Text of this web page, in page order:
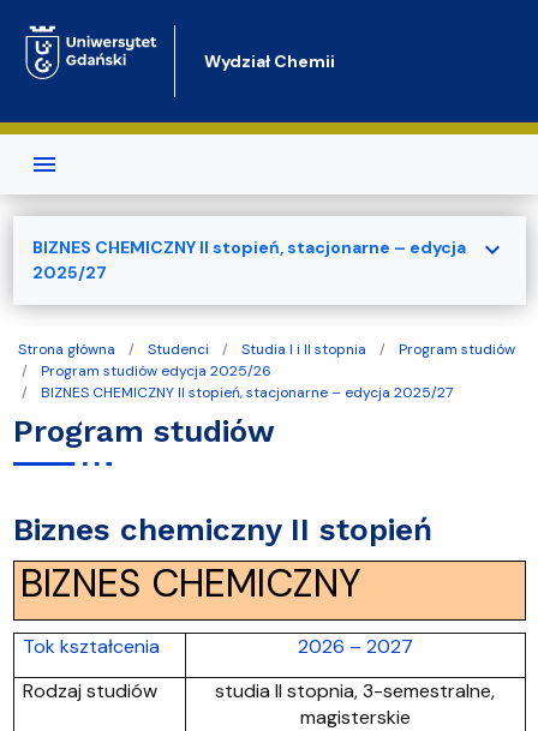
Wydział Chemii
Strona główna Studenci Studia I i II stopnia
Program studiów
Program studiów edycja 2025/26
BIZNES CHEMICZNY II stopień, stacjonarne – edycja 2025/27
Program studiów
Biznes chemiczny II stopień
BIZNES CHEMICZNY
Tok kształcenia
2026 – 2027
Rodzaj studiów
studia II stopnia, 3-semestralne,
magisterskie
BIZNES CHEMICZNY II stopień, stacjonarne – edycja
2025/27
expand_more